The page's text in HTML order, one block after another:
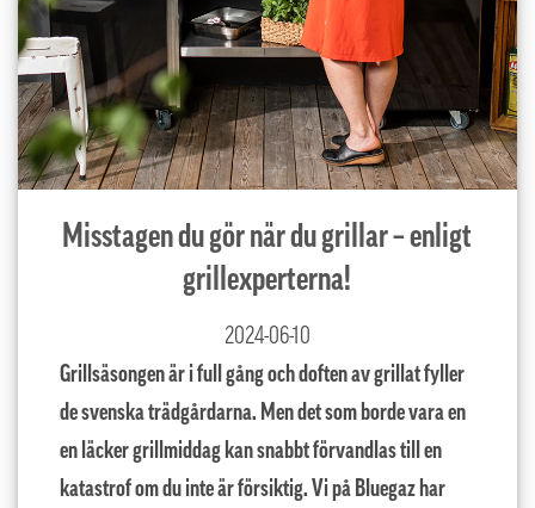
Misstagen du gör när du grillar – enligt
grillexperterna!
2024-06-10
Grillsäsongen är i full gång och doften av grillat fyller
de svenska trädgårdarna. Men det som borde vara en
en läcker grillmiddag kan snabbt förvandlas till en
katastrof om du inte är försiktig. Vi på Bluegaz har